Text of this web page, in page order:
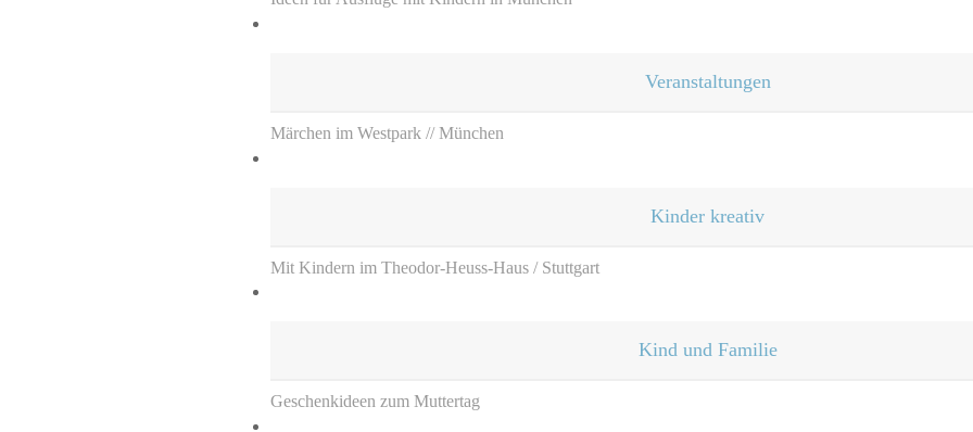
Veranstaltungen
Märchen im Westpark // München
Kinder kreativ
Mit Kindern im Theodor-Heuss-Haus / Stuttgart
Kind und Familie
Geschenkideen zum Muttertag